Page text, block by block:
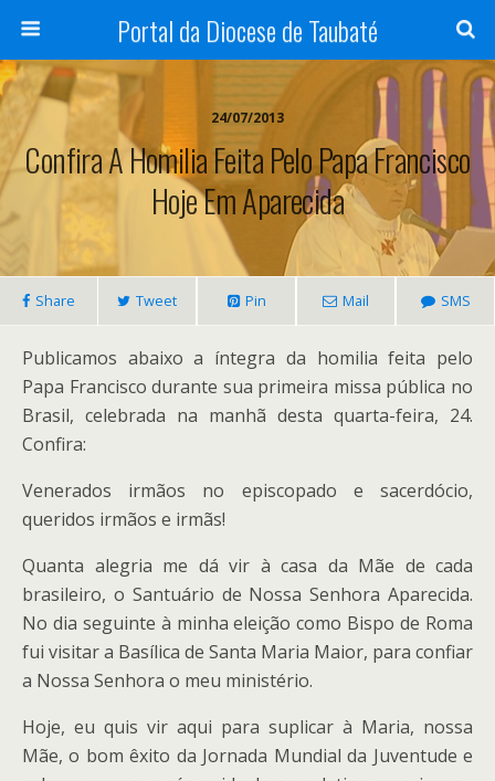
Portal da Diocese de Taubaté
24/07/2013
Confira A Homilia Feita Pelo Papa Francisco
Hoje Em Aparecida
Share Tweet Pin Mail SMS
Publicamos abaixo a íntegra da homilia feita pelo
Papa Francisco durante sua primeira missa pública no
Brasil, celebrada na manhã desta quarta-feira, 24.
Confira:
Venerados irmãos no episcopado e sacerdócio,
queridos irmãos e irmãs!
Quanta alegria me dá vir à casa da Mãe de cada
brasileiro, o Santuário de Nossa Senhora Aparecida.
No dia seguinte à minha eleição como Bispo de Roma
fui visitar a Basílica de Santa Maria Maior, para confiar
a Nossa Senhora o meu ministério.
Hoje, eu quis vir aqui para suplicar à Maria, nossa
Mãe, o bom êxito da Jornada Mundial da Juventude e